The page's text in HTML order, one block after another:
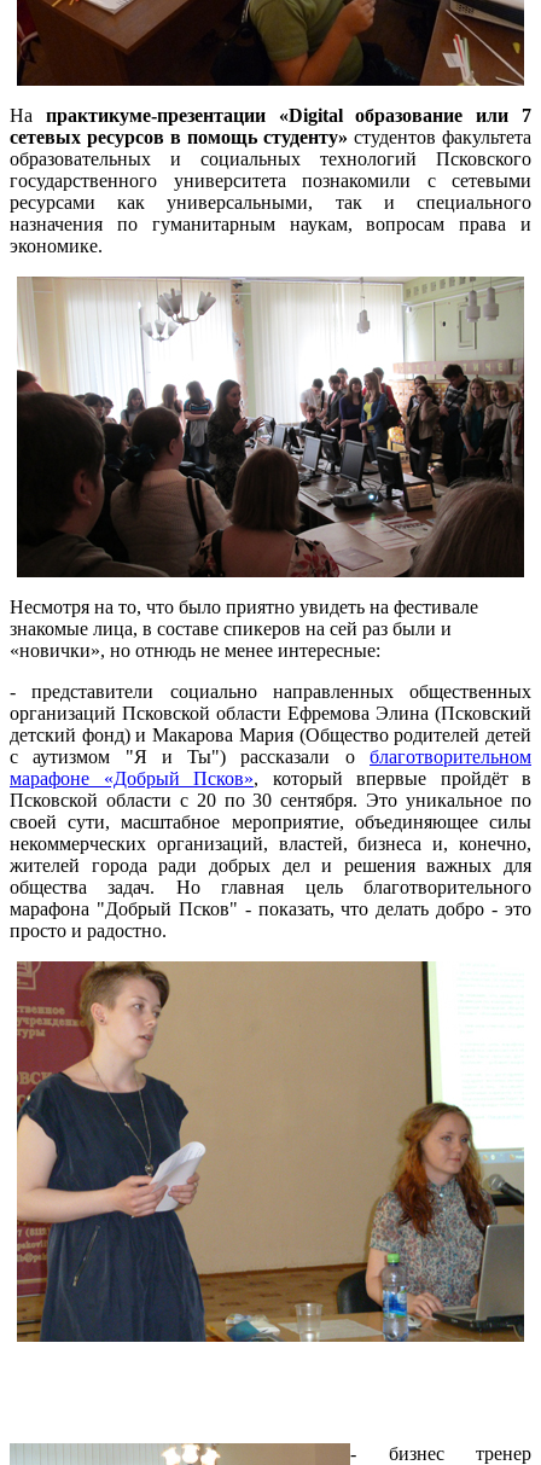
На практикуме-презентации «Digital образование или 7
сетевых ресурсов в помощь студенту» студентов факультета
образовательных и социальных технологий Псковского
государственного университета познакомили с сетевыми
ресурсами как универсальными, так и специального
назначения по гуманитарным наукам, вопросам права и
экономике.
Несмотря на то, что было приятно увидеть на фестивале
знакомые лица, в составе спикеров на сей раз были и
«новички», но отнюдь не менее интересные:
- представители социально направленных общественных
организаций Псковской области Ефремова Элина (Псковский
детский фонд) и Макарова Мария (Общество родителей детей
с аутизмом "Я и Ты") рассказали о благотворительном
марафоне «Добрый Псков», который впервые пройдёт в
Псковской области с 20 по 30 сентября. Это уникальное по
своей сути, масштабное мероприятие, объединяющее силы
некоммерческих организаций, властей, бизнеса и, конечно,
жителей города ради добрых дел и решения важных для
общества задач. Но главная цель благотворительного
марафона "Добрый Псков" - показать, что делать добро - это
просто и радостно.
- бизнес тренер